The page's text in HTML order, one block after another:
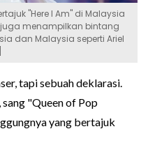
"Here I Am" di Malaysia
juga menampilkan bintang
dan Malaysia seperti Ariel
tapi sebuah deklarasi.
, sang "Queen of Pop
yang bertajuk